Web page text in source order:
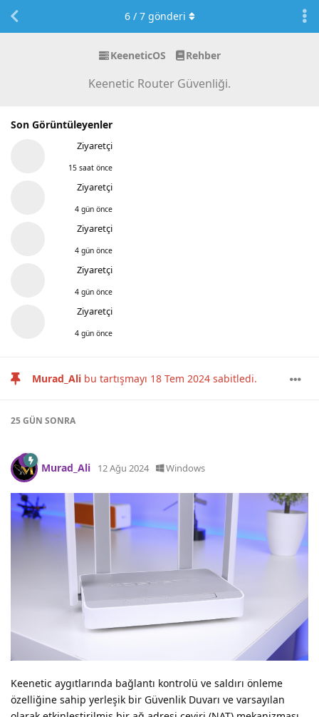
KeeneticOS Rehber
Keenetic Router Güvenliği.
Son Görüntüleyenler
Ziyaretçi
15 saat önce
Ziyaretçi
4 gün önce
Ziyaretçi
4 gün önce
Ziyaretçi
4 gün önce
Ziyaretçi
4 gün önce
6/ 7gönderi
Murad_Ali bu tartışmayı 18 Tem 2024 sabitledi.
25 GÜN SONRA
Murad_Ali 12 Ağu 2024 Windows
Keenetic aygıtlarında bağlantı kontrolü ve saldırı önleme
özelliğine sahip yerleşik bir Güvenlik Duvarı ve varsayılan